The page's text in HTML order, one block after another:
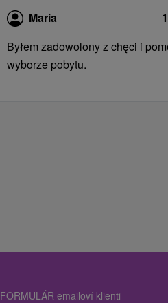
Maria
Byłem zadowolony z chęci i
wyborze pobytu.
FORMULÁR emailoví klienti